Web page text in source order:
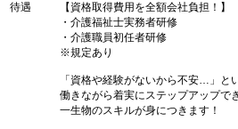
待遇
【資格取得費用を全額会社負担！】
・介護福祉士実務者研修
・介護職員初任者研修
※規定あり
「資格や経験がないから不安…」と
働きながら着実にステップアップでき
一生物のスキルが身につきます！